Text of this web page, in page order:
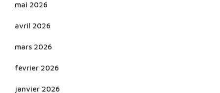
mai 2026
avril 2026
mars 2026
février 2026
janvier 2026